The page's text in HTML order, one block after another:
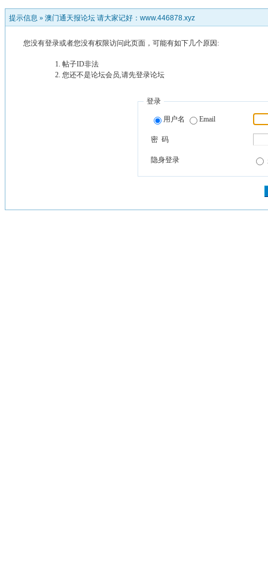
提示信息 » 澳门通天报论坛 请大家记好：www.446878.xyz
您没有登录或者您没有权限访问此页面，可能有如下几个原因:
帖子ID非法
您还不是论坛会员,请先登录论坛
登录
用户名 Email
密 码
隐身登录